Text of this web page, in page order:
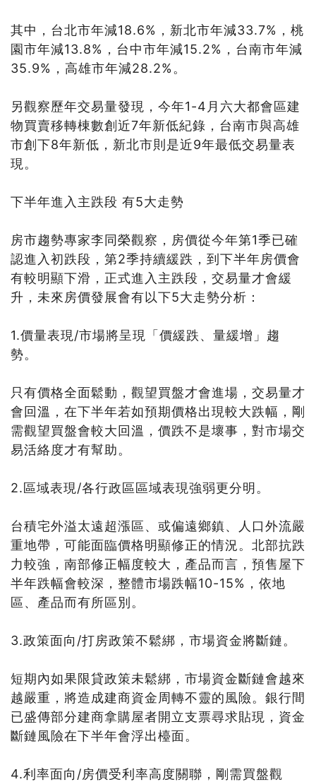
其中，台北市年減18.6%，新北市年減33.7%，桃
園市年減13.8%，台中市年減15.2%，台南市年減
35.9%，高雄市年減28.2%。
另觀察歷年交易量發現，今年1-4月六大都會區建
物買賣移轉棟數創近7年新低紀錄，台南市與高雄
市創下8年新低，新北市則是近9年最低交易量表
現。
下半年進入主跌段 有5大走勢
房市趨勢專家李同榮觀察，房價從今年第1季已確
認進入初跌段，第2季持續緩跌，到下半年房價會
有較明顯下滑，正式進入主跌段，交易量才會緩
升，未來房價發展會有以下5大走勢分析：
1.價量表現/市場將呈現「價緩跌、量緩增」趨
勢。
只有價格全面鬆動，觀望買盤才會進場，交易量才
會回溫，在下半年若如預期價格出現較大跌幅，剛
需觀望買盤會較大回溫，價跌不是壞事，對市場交
易活絡度才有幫助。
2.區域表現/各行政區區域表現強弱更分明。
台積宅外溢太遠超漲區、或偏遠鄉鎮、人口外流嚴
重地帶，可能面臨價格明顯修正的情況。北部抗跌
力較強，南部修正幅度較大，產品而言，預售屋下
半年跌幅會較深，整體市場跌幅10-15%，依地
區、產品而有所區別。
3.政策面向/打房政策不鬆綁，市場資金將斷鏈。
短期內如果限貸政策未鬆綁，市場資金斷鏈會越來
越嚴重，將造成建商資金周轉不靈的風險。銀行間
已盛傳部分建商拿購屋者開立支票尋求貼現，資金
斷鏈風險在下半年會浮出檯面。
4.利率面向/房價受利率高度關聯，剛需買盤觀